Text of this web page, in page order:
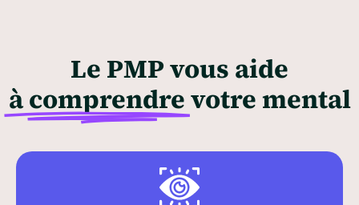
Le PMP vous aide
à comprendrevotre mental